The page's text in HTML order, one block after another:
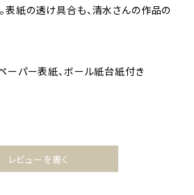
表紙の透け具合も、清水さんの作品の
ーパー表紙、ボール紙台紙付き
レビューを書く